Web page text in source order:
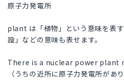
原子力発電所
plant は「植物」という意味を表
設」などの意味も表せます。
There is a nuclear power plant
（うちの近所に原子力発電所があり